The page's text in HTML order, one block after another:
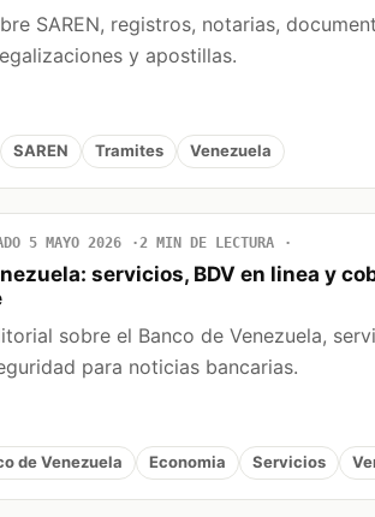
SAREN, registros, notarias,
y apostillas.
SAREN Tramites Venezuela
5 MAYO 2026 2 MIN DE LECTURA
servicios, BDV en linea y
sobre el Banco de Venezuela,
para noticias bancarias.
de Venezuela Economia Servicios